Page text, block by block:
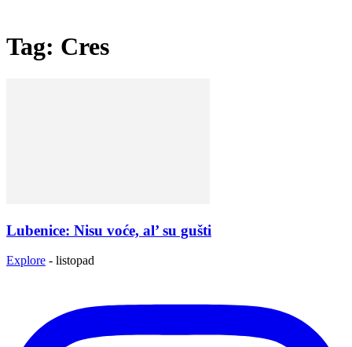
Tag: Cres
Lubenice: Nisu voće, al’ su gušti
Explore - listopad